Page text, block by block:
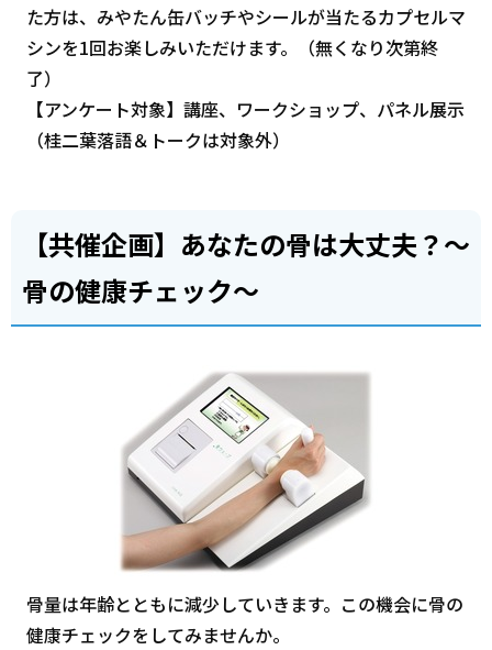
た方は、みやたん缶バッチやシールが当たるカプセルマ
シンを1回お楽しみいただけます。（無くなり次第終
了）
【アンケート対象】講座、ワークショップ、パネル展示
（桂二葉落語＆トークは対象外）
【共催企画】あなたの骨は大丈夫？～
骨の健康チェック～
骨量は年齢とともに減少していきます。この機会に骨の
健康チェックをしてみませんか。